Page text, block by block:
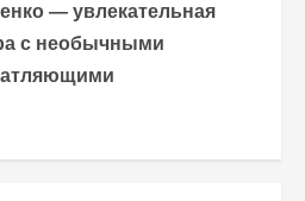
— увлекательная
с необычными